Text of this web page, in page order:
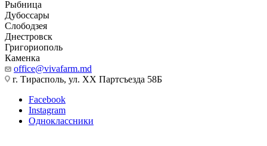
Рыбница
Дубоссары
Слободзея
Днестровск
Григориополь
Каменка
office@vivafarm.md
г. Тирасполь, ул. ХХ Партсъезда 58Б
Facebook
Instagram
Одноклассники